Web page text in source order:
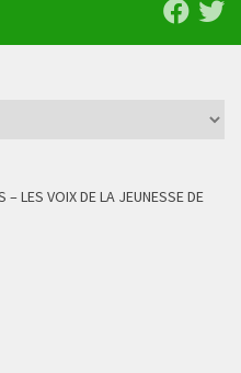
– LES VOIX DE LA JEUNESSE DE